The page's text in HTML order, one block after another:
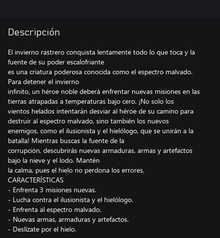
Descripción
El invierno rastrero conquista lentamente todo lo que toca y la
fuente de su poder escalofriante
es una criatura poderosa conocida como el espectro malvado.
Para detener el invierno
infinito, un héroe noble deberá enfrentar nuevas misiones en las
tierras atrapadas a temperaturas bajo cero. ¡No solo los
vientos helados intentarán desviar al héroe de su camino para
destruir al espectro malvado, sino también los nuevos
enemigos, como el ilusionista y el hielólogo, que se unirán a la
batalla! Mientras buscas la fuente de la
corrupción, descubrirás nuevas armaduras, armas y artefactos
bajo la nieve y el lodo. Mantén
la calma, pues el hielo no perdona los errores.
CARACTERÍSTICAS
- Enfrenta 3 misiones nuevas.
- Lucha contra el ilusionista y el hielólogo.
- Enfrenta al espectro malvado.
- Nuevas armas, armaduras y artefactos.
- Deslízate por el hielo.